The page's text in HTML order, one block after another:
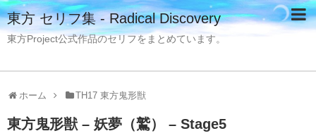
東方 セリフ集 - Radical Discovery
東方Project公式作品のセリフをまとめています。
ホーム TH17 東方鬼形獣
東方鬼形獣 – 妖夢（鷲） – Stage5